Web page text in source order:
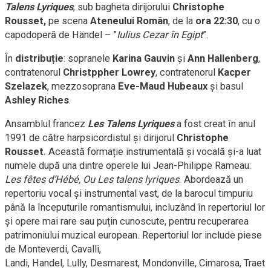
Talens Lyriques, sub bagheta dirijorului Christophe
Rousset, pe scena Ateneului Român, de la ora 22:30, cu o
capodoperă de Händel – ”Iulius Cezar în Egipt”.
În distribuție: sopranele Karina Gauvin și Ann Hallenberg,
contratenorul Christppher Lowrey, contratenorul Kacper
Szelazek, mezzosoprana Eve-Maud Hubeaux și basul
Ashley Riches.
Ansamblul francez Les Talens Lyriquesa fost creat în anul
1991 de către harpsicordistul și dirijorul Christophe
Rousset. Această formație instrumentală și vocală și-a luat
numele după una dintre operele lui Jean-Philippe Rameau:
Les fêtes d’Hébé, Ou Les talens lyriques. Abordează un
repertoriu vocal și instrumental vast, de la barocul timpuriu
până la începuturile romantismului, incluzând în repertoriul lor
și opere mai rare sau puțin cunoscute, pentru recuperarea
patrimoniului muzical european. Repertoriul lor include piese
de Monteverdi, Cavalli,
Landi, Handel, Lully, Desmarest, Mondonville, Cimarosa, Traet